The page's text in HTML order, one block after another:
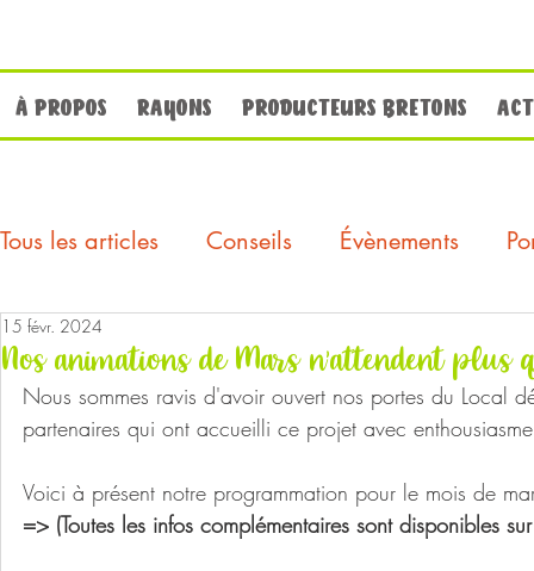
À PROPOS RAYONS PRODUCTEURS BRETONS
Tous les articles Conseils Évènements
Nos animations de Mars n'attendent plus
15 févr. 2024
Nous sommes ravis d'avoir ouvert nos portes du Local
partenaires qui ont accueilli ce projet avec
Voici à présent notre programmation pour le mois de
=> (Toutes les infos complémentaires sont disponibles